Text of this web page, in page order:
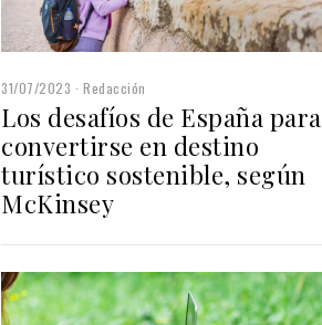
31/07/2023 Redacción
Los desafíos de España para
convertirse en destino
turístico sostenible, según
McKinsey